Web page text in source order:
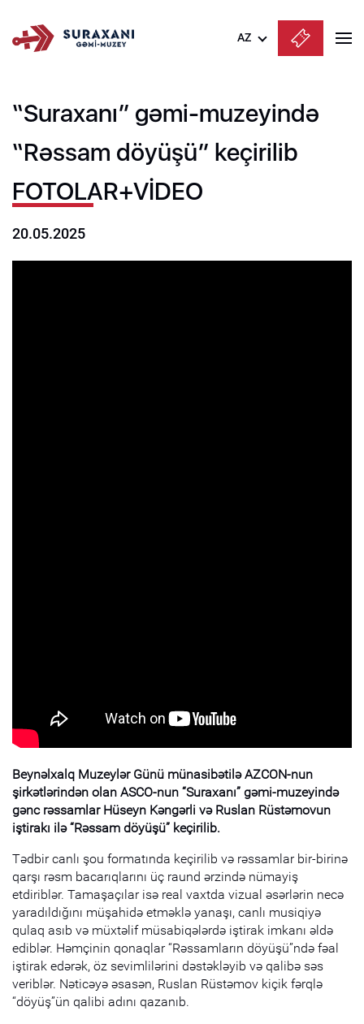
AZ
English
“Suraxanı” gəmi-muzeyində
“Rəssam döyüşü” keçirilib
FOTOLAR+VİDEO
20.05.2025
Beynəlxalq Muzeylər Günü münasibətilə AZCON-nun
şirkətlərindən olan ASCO-nun “Suraxanı” gəmi-muzeyində
gənc rəssamlar Hüseyn Kəngərli və Ruslan Rüstəmovun
iştirakı ilə “Rəssam döyüşü” keçirilib.
Tədbir canlı şou formatında keçirilib və rəssamlar bir-birinə
qarşı rəsm bacarıqlarını üç raund ərzində nümayiş
etdiriblər. Tamaşaçılar isə real vaxtda vizual əsərlərin necə
yaradıldığını müşahidə etməklə yanaşı, canlı musiqiyə
qulaq asıb və müxtəlif müsabiqələrdə iştirak imkanı əldə
ediblər. Həmçinin qonaqlar “Rəssamların döyüşü”ndə fəal
iştirak edərək, öz sevimlilərini dəstəkləyib və qalibə səs
veriblər. Nəticəyə əsasən, Ruslan Rüstəmov kiçik fərqlə
“döyüş”ün qalibi adını qazanıb.